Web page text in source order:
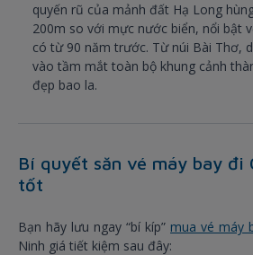
quyến rũ của mảnh đất Hạ Long
200m so với mực nước biển, nổi bật
có từ 90 năm trước. Từ núi Bài Thơ,
vào tầm mắt toàn bộ khung cảnh
đẹp bao la.
Bí quyết săn vé máy bay đi
tốt
Bạn hãy lưu ngay “bí kíp” mua vé máy
Ninh giá tiết kiệm sau đây: